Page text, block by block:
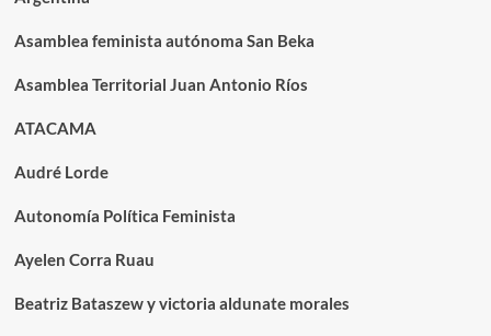
Asamblea feminista autónoma San Beka
Asamblea Territorial Juan Antonio Ríos
ATACAMA
Audré Lorde
Autonomía Política Feminista
Ayelen Corra Ruau
Beatriz Bataszew y victoria aldunate morales